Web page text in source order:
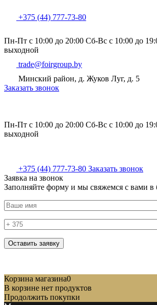
+375 (44) 777-73-80
Пн-Пт с 10:00 до 20:00 Сб-Вс с 10:00 до
выходной
trade@foirgroup.by
Минский район, д. Жуков Луг, д. 5
Заказать звонок
Пн-Пт с 10:00 до 20:00 Сб-Вс с 10:00 до
выходной
+375 (44) 777-73-80 Заказать звонок
Заявка на звонок
Заполняйте форму и мы свяжемся с вами
Корзина магазина0
В корзине нет продуктов
Продолжить покупки